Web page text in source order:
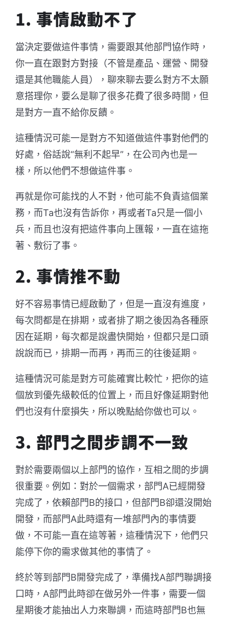
1. 事情啟動不了
當決定要做這件事情，需要跟其他部門協作時，
你一直在跟對方對接（不管是產品、運營、開發
還是其他職能人員），聊來聊去要么對方不太願
意搭理你，要么是聊了很多花費了很多時間，但
是對方一直不給你反饋。
這種情況可能一是對方不知道做這件事對他們的
好處，俗話說“無利不起早”，在公司內也是一
樣，所以他們不想做這件事。
再就是你可能找的人不對，他可能不負責這個業
務，而Ta也沒有告訴你，再或者Ta只是一個小
兵，而且也沒有把這件事向上匯報，一直在這拖
著、敷衍了事。
2. 事情推不動
好不容易事情已經啟動了，但是一直沒有進度，
每次問都是在排期，或者排了期之後因為各種原
因在延期，每次都是說盡快開始，但都只是口頭
說說而已，排期一而再，再而三的往後延期。
這種情況可能是對方可能確實比較忙，把你的這
個放到優先級較低的位置上，而且好像延期對他
們也沒有什麼損失，所以晚點給你做也可以。
3. 部門之間步調不一致
對於需要兩個以上部門的協作，互相之間的步調
很重要。例如：對於一個需求，部門A已經開發
完成了，依賴部門B的接口，但部門B卻還沒開始
開發，而部門A此時還有一堆部門內的事情要
做，不可能一直在這等著，這種情況下，他們只
能停下你的需求做其他的事情了。
終於等到部門B開發完成了，準備找A部門聯調接
口時，A部門此時卻在做另外一件事，需要一個
星期後才能抽出人力來聯調，而這時部門B也無